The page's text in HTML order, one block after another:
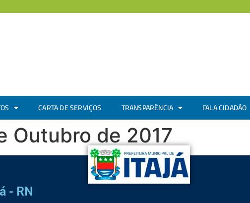
CARTA DE SERVIÇOS TRANSPARÊNCIA FALA CIDADÃO
Outubro de 2017
- RN